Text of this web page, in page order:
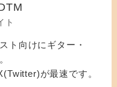
ト
ト向けにギター・
が最速です。